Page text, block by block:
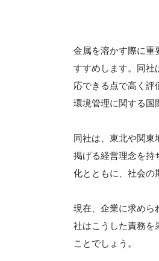
金属を溶かす際に重
すすめします。同社
応できる点で高く評
環境管理に関する国
同社は、東北や関東
掲げる経営理念を持
化とともに、社会の
現在、企業に求めら
社はこうした責務を
ことでしょう。